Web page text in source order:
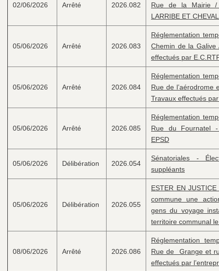
02/06/2026 Arrêté 2026.082
Rue de la Mairie /
LARRIBE ET
05/06/2026 Arrêté 2026.083
Réglementation
Chemin de la Galive
effectués par
05/06/2026 Arrêté 2026.084
Réglementation
Rue de l’aérodrome
Travaux effectués
05/06/2026 Arrêté 2026.085
Réglementation
Rue du Fournatel
EPSD
05/06/2026 Délibération 2026.054
Sénatoriales -
suppléants
05/06/2026 Délibération 2026.055
ESTER EN
commune une
gens du voyage
territoire communal
08/06/2026 Arrêté 2026.086
Réglementation
Rue de Grange et
effectués par